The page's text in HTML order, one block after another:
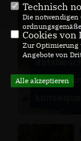
Technisch
Die
Cookies
Zur Optimierung
Angebote von
Alle akzeptieren